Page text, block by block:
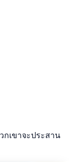
กเขาจะประสาน